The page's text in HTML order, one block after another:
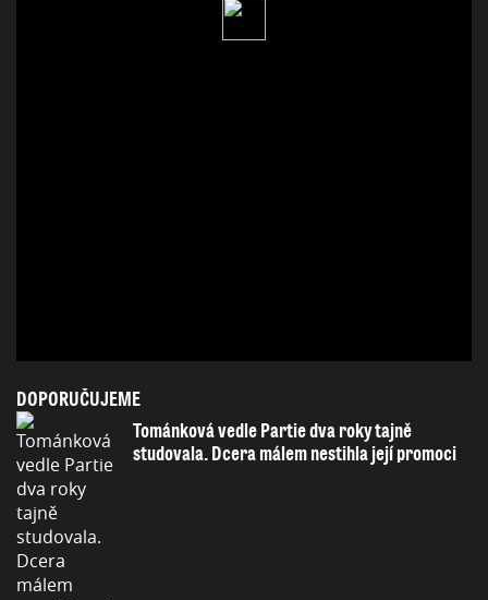
DOPORUČUJEME
Tománková vedle Partie dva roky tajně
studovala. Dcera málem nestihla její promoci